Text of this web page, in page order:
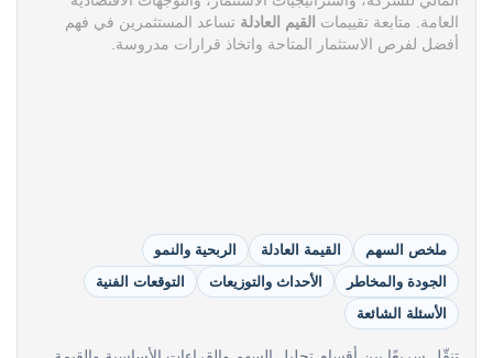
العامة. متابعة تقييمات القيم العادلة تساعد المستثمرين في فهم
أفضل لفرص الاستثمار المتاحة واتخاذ قرارات مدروسة.
ملخص السهم القيمة العادلة
الربحية والنمو
الجودة والمخاطر
الأحداث والتوزيعات
التوقعات الفنية
الأسئلة الشائعة